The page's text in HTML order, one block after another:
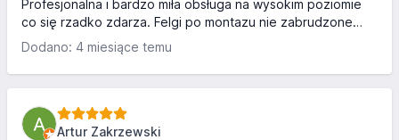
Profesjonalna i bardzo miła obsługa na wysokim poziomie
co się rzadko zdarza. Felgi po montazu nie zabrudzone
smarem, zdjęcia mówią same za siebie
Dodano: 4 miesiące temu
Artur Zakrzewski